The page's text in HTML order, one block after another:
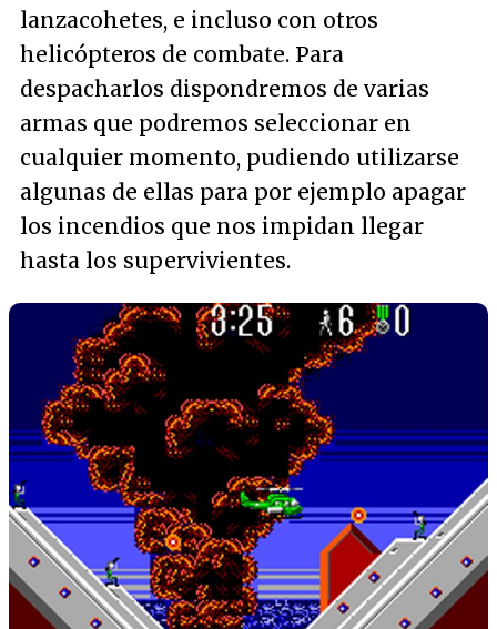
lanzacohetes, e incluso con otros
helicópteros de combate. Para
despacharlos dispondremos de varias
armas que podremos seleccionar en
cualquier momento, pudiendo utilizarse
algunas de ellas para por ejemplo apagar
los incendios que nos impidan llegar
hasta los supervivientes.